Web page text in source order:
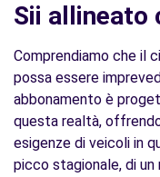
Sii allineato
Comprendiamo che il
possa essere
abbonamento è
questa realtà,
esigenze di veicoli in
picco stagionale, di